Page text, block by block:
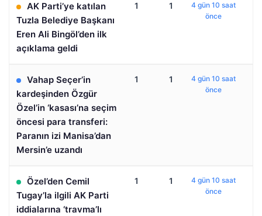
AK Parti’ye katılan
Tuzla Belediye Başkanı
Eren Ali Bingöl’den ilk
açıklama geldi
1 1
4 gün 10 saat
önce
Vahap Seçer’in
kardeşinden Özgür
Özel’in ‘kasası’na seçim
öncesi para transferi:
Paranın izi Manisa’dan
Mersin’e uzandı
1 1
4 gün 10 saat
önce
Özel’den Cemil
Tugay’la ilgili AK Parti
iddialarına ‘travma’lı
1 1
4 gün 10 saat
önce